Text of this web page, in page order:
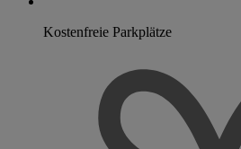
Kostenfreie Parkplätze